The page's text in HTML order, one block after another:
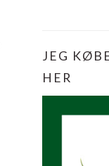
JEG
HER